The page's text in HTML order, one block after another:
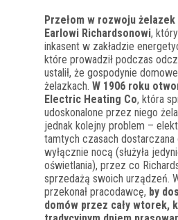
Przełom w rozwoju
Earlowi Richardsonowi,
inkasent w zakładzie
które prowadził podczas
ustalił, że gospodynie
żelazkach. W 1906 roku
Electric Heating Co, która
udoskonalone przez niego
jednak kolejny problem –
tamtych czasach
wyłącznie nocą (służyła
oświetlania), przez co
sprzedażą swoich urządzeń.
przekonał pracodawcę, by
domów przez cały wtorek,